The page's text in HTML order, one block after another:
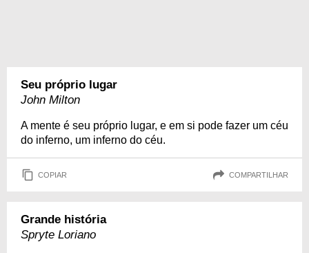
Seu próprio lugar
John Milton
A mente é seu próprio lugar, e em si pode fazer um céu
do inferno, um inferno do céu.
COPIAR COMPARTILHAR
Grande história
Spryte Loriano